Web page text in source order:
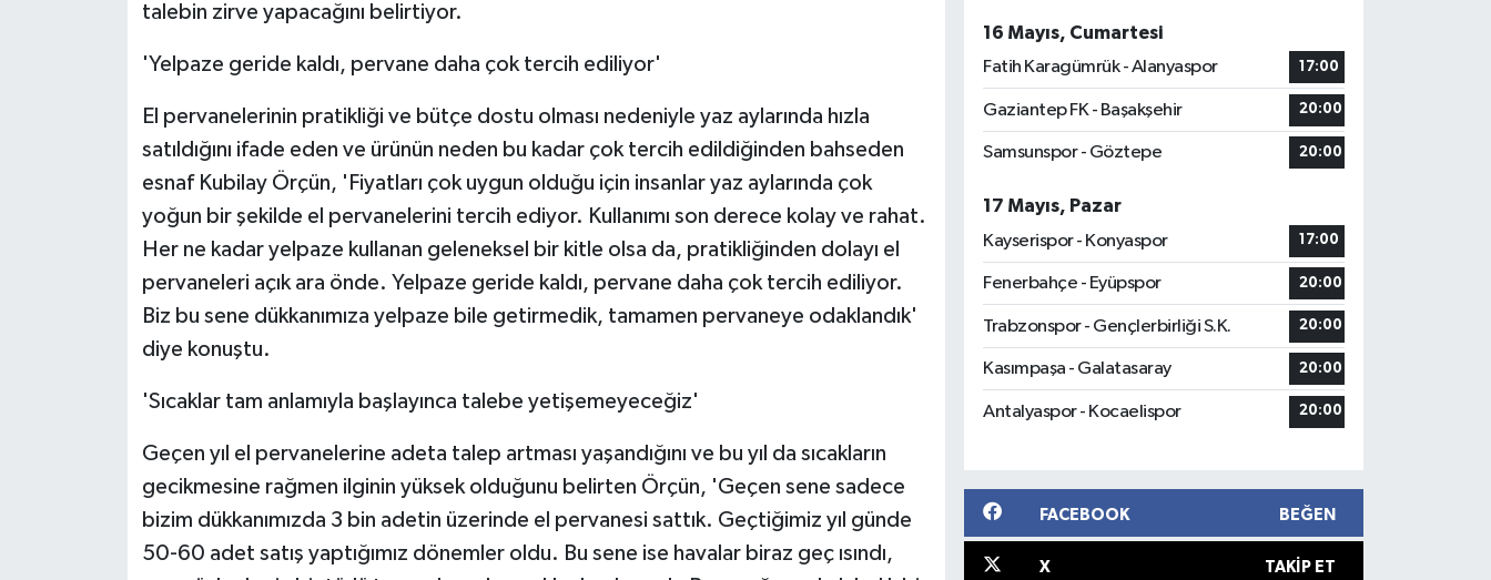
talebin zirve yapacağını belirtiyor.
'Yelpaze geride kaldı, pervane daha çok tercih ediliyor'
El pervanelerinin pratikliği ve bütçe dostu olması nedeniyle yaz aylarında hızla
satıldığını ifade eden ve ürünün neden bu kadar çok tercih edildiğinden bahseden
esnaf Kubilay Örçün, 'Fiyatları çok uygun olduğu için insanlar yaz aylarında çok
yoğun bir şekilde el pervanelerini tercih ediyor. Kullanımı son derece kolay ve rahat.
Her ne kadar yelpaze kullanan geleneksel bir kitle olsa da, pratikliğinden dolayı el
pervaneleri açık ara önde. Yelpaze geride kaldı, pervane daha çok tercih ediliyor.
Biz bu sene dükkanımıza yelpaze bile getirmedik, tamamen pervaneye odaklandık'
diye konuştu.
'Sıcaklar tam anlamıyla başlayınca talebe yetişemeyeceğiz'
Geçen yıl el pervanelerine adeta talep artması yaşandığını ve bu yıl da sıcakların
gecikmesine rağmen ilginin yüksek olduğunu belirten Örçün, 'Geçen sene sadece
bizim dükkanımızda 3 bin adetin üzerinde el pervanesi sattık. Geçtiğimiz yıl günde
50-60 adet satış yaptığımız dönemler oldu. Bu sene ise havalar biraz geç ısındı,
16 Mayıs, Cumartesi
Fatih Karagümrük - Alanyaspor
17:00
Gaziantep FK - Başakşehir 20:00
Samsunspor - Göztepe 20:00
17 Mayıs, Pazar
Kayserispor - Konyaspor
17:00
Fenerbahçe - Eyüpspor 20:00
Trabzonspor - Gençlerbirliği S.K. 20:00
Kasımpaşa - Galatasaray 20:00
Antalyaspor - Kocaelispor 20:00
FACEBOOK BEĞEN
X TAKIP ET